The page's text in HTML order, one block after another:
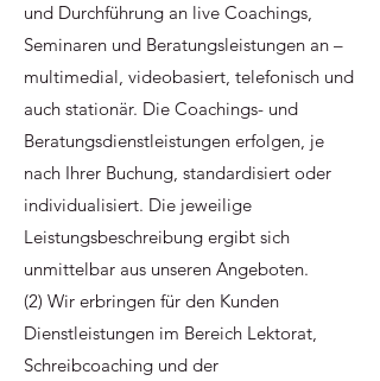
und Durchführung an live Coachings,
Seminaren und Beratungsleistungen an –
multimedial, videobasiert, telefonisch und
auch stationär. Die Coachings- und
Beratungsdienstleistungen erfolgen, je
nach Ihrer Buchung, standardisiert oder
individualisiert. Die jeweilige
Leistungsbeschreibung ergibt sich
unmittelbar aus unseren Angeboten.
(2) Wir erbringen für den Kunden
Dienstleistungen im Bereich Lektorat,
Schreibcoaching und der